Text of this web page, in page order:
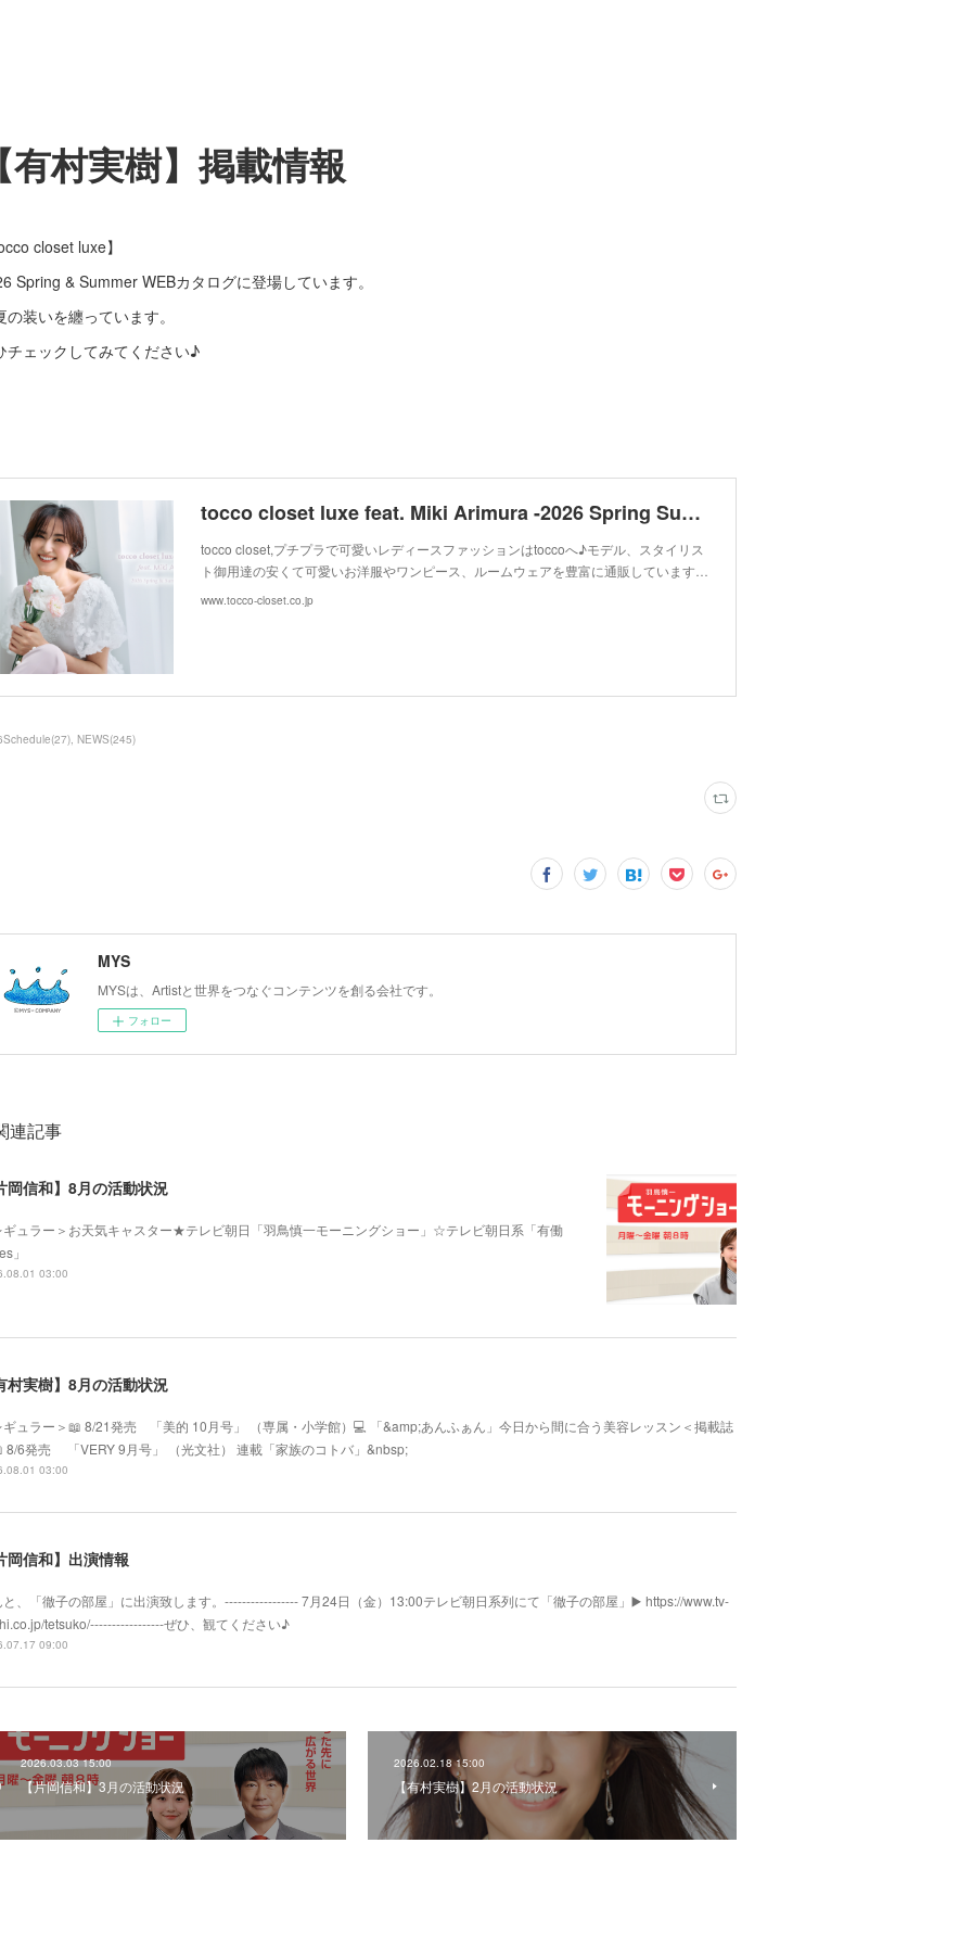
【有村実樹】掲載情報
closet luxe】
Spring & Summer WEBカタログに登場しています。
の装いを纏っています。
チェックしてみてください♪
tocco closet luxe feat. Miki Arimura -2026 Spring Summer-
tocco closet,プチプラで可愛いレディースファッションはtoccoへ♪モデル、スタイリス
ト御用達の安くて可愛いお洋服やワンピース、ルームウェアを豊富に通販しています…
www.tocco-closet.co.jp
(27) NEWS(245)
MYS
MYSは、Artistと世界をつなぐコンテンツを創る会社です。
フォロー
連記事
岡信和】8月の活動状況
ギュラー＞お天気キャスター★テレビ朝日「羽鳥慎一モーニングショー」☆テレビ朝日系「有働
」
03:00
村実樹】8月の活動状況
ギュラー＞📖 8/21発売 「美的 10月号」 （専属・小学館）💻 「&amp;あんふぁん」今日から間に合う美容レッスン＜掲載誌
8/6発売 「VERY 9月号」 （光文社） 連載「家族のコトバ」&nbsp;
03:00
岡信和】出演情報
と、「徹子の部屋」に出演致します。----------------- 7月24日（金）13:00テレビ朝日系列にて「徹子の部屋」▶️ https://www.tv-
tetsuko/-----------------ぜひ、観てください♪
09:00
2026.03.03 15:00
【片岡信和】3月の活動状況
2026.02.18 15:00
【有村実樹】2月の活動状況